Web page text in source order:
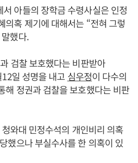
서 아들의 장학금 수령사실은 인정
의혹 제기에 대해서는 “전혀 그렇
했다.
검찰 보호했다는 비판받아
일 성명을 내고 심우정이 다수의
해 정권과 검찰을 보호했다는 비판
와대 민정수석의 개인비리 의혹
했으나 부실수사를 한 의혹이 있